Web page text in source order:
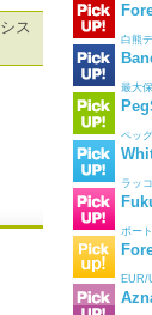
シス
白熊
最大
ペッ
ラッ
ポー
EUR/